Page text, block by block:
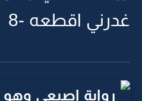
غدرني اقطعه -8